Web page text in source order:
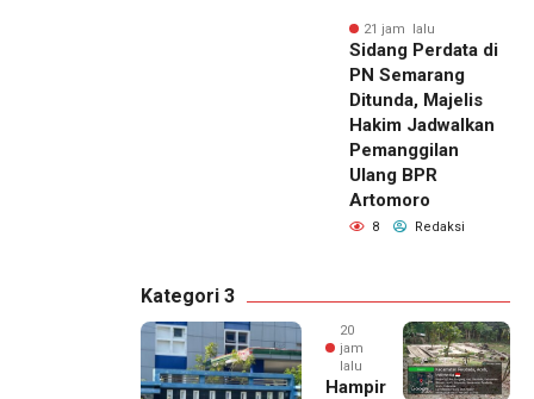
21 jam lalu
Sidang Perdata di
PN Semarang
Ditunda, Majelis
Hakim Jadwalkan
Pemanggilan
Ulang BPR
Artomoro
8 Redaksi
Kategori 3
20
jam
lalu
Hampir